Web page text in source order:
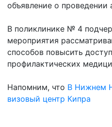
объявление о проведении
В поликлинике № 4
мероприятия
способов повысить
профилактических
Напомним, что В Нижнем
визовый центр Кипра